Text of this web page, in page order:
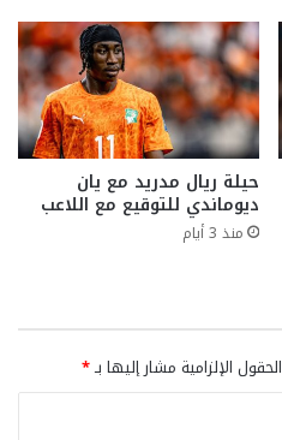
حيلة ريال مدريد مع يان
ديوماندي للتوقيع مع اللاعب
منذ 3 أيام
الحقول الإلزامية مشار إليها بـ*